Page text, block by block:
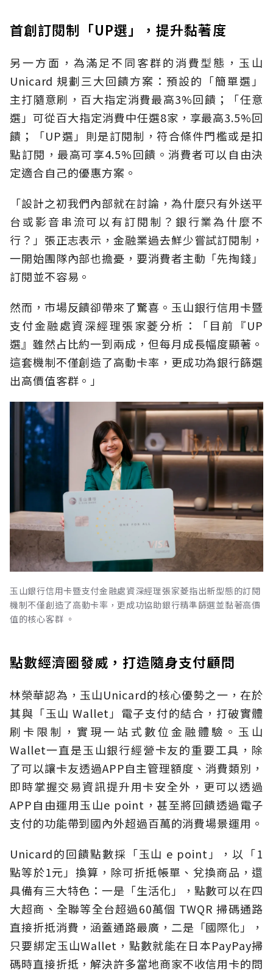
首創訂閱制「UP選」，提升黏著度
另一方面，為滿足不同客群的消費型態，玉山
Unicard 規劃三大回饋方案：預設的「簡單選」
主打隨意刷，百大指定消費最高3%回饋；「任意
選」可從百大指定消費中任選8家，享最高3.5%回
饋；「UP選」則是訂閱制，符合條件門檻或是扣
點訂閱，最高可享4.5%回饋。消費者可以自由決
定適合自己的優惠方案。
「設計之初我們內部就在討論，為什麼只有外送平
台或影音串流可以有訂閱制？銀行業為什麼不
行？」張正志表示，金融業過去鮮少嘗試訂閱制，
一開始團隊內部也擔憂，要消費者主動「先掏錢」
訂閱並不容易。
然而，市場反饋卻帶來了驚喜。玉山銀行信用卡暨
支付金融處資深經理張家菱分析：「目前『UP
選』雖然占比約一到兩成，但每月成長幅度顯著。
這套機制不僅創造了高動卡率，更成功為銀行篩選
出高價值客群。」
玉山銀行信用卡暨支付金融處資深經理張家菱指出新型態的訂閱
機制不僅創造了高動卡率，更成功協助銀行精準篩選並黏著高價
值的核心客群 。
點數經濟圈發威，打造隨身支付顧問
林榮華認為，玉山Unicard的核心優勢之一，在於
其與「玉山 Wallet」電子支付的結合，打破實體
刷卡限制，實現一站式數位金融體驗。玉山
Wallet一直是玉山銀行經營卡友的重要工具，除
了可以讓卡友透過APP自主管理額度、消費類別，
即時掌握交易資訊提升用卡安全外，更可以透過
APP自由運用玉山e point，甚至將回饋透過電子
支付的功能帶到國內外超過百萬的消費場景運用。
Unicard的回饋點數採「玉山 e point」，以「1
點等於1元」換算，除可折抵帳單、兌換商品，還
具備有三大特色：一是「生活化」，點數可以在四
大超商、全聯等全台超過60萬個 TWQR 掃碼通路
直接折抵消費，涵蓋通路最廣，二是「國際化」，
只要綁定玉山Wallet，點數就能在日本PayPay掃
碼時直接折抵，解決許多當地商家不收信用卡的問